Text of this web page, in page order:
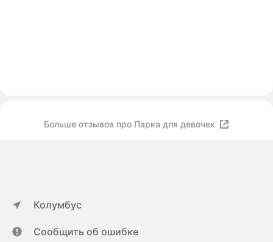
Больше отзывов про Парка для девочек
Колумбус
Сообщить об ошибке